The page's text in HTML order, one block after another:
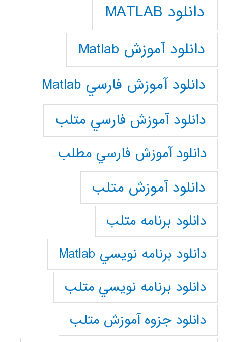
دانلود MATLAB
دانلود آموزش Matlab
دانلود آموزش فارسي Matlab
دانلود آموزش فارسي متلب
دانلود آموزش فارسي مطلب
دانلود آموزش متلب
دانلود برنامه متلب
دانلود برنامه نويسي Matlab
دانلود برنامه نويسي متلب
دانلود جزوه آموزش متلب